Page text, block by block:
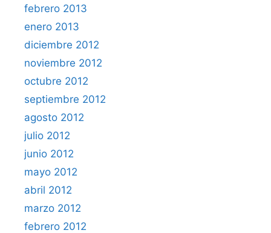
febrero 2013
enero 2013
diciembre 2012
noviembre 2012
octubre 2012
septiembre 2012
agosto 2012
julio 2012
junio 2012
mayo 2012
abril 2012
marzo 2012
febrero 2012